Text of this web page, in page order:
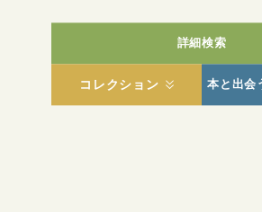
詳細検索
コレクション 本と出会